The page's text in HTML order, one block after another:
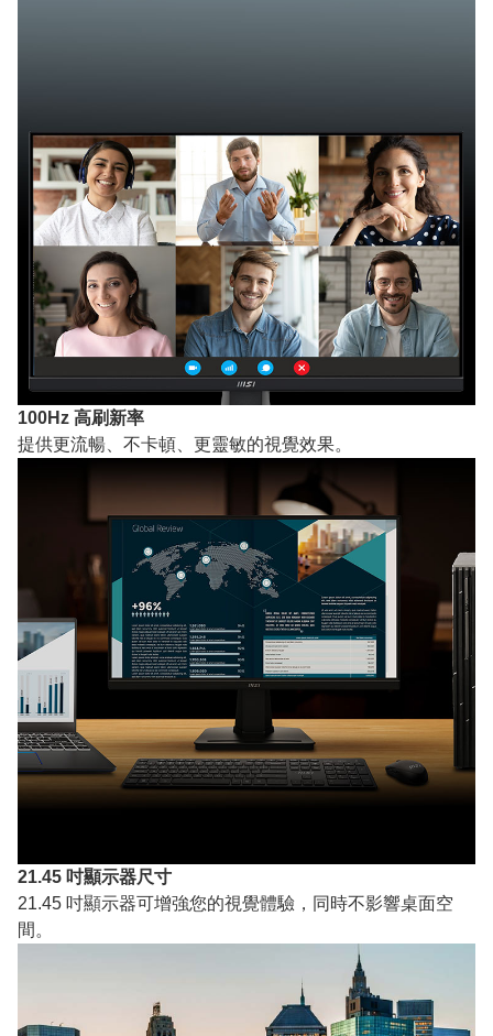
100Hz 高刷新率
提供更流暢、不卡頓、更靈敏的視覺效果。
21.45 吋顯示器尺寸
21.45 吋顯示器可增強您的視覺體驗，同時不影響桌面空
間。